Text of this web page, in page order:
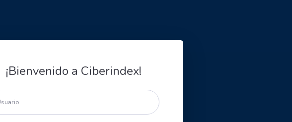
¡Bienvenido a Ciberindex!